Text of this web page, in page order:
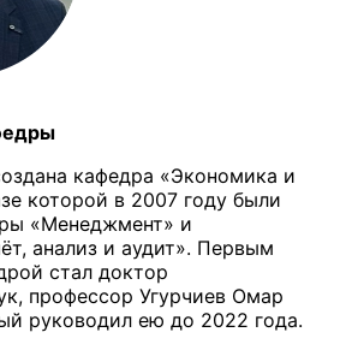
кафедра «Экономика и
которой в 2007 году были
«Менеджмент» и
анализ и аудит». Первым
стал доктор
профессор Угурчиев Омар
руководил ею до 2022 года.